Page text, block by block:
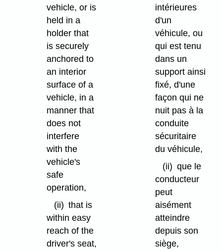
vehicle, or is
held in a
holder that
is securely
anchored to
an interior
surface of a
vehicle, in a
manner that
does not
interfere
with the
vehicle's
safe
operation,
(ii) that is
within easy
reach of the
driver's seat,
intérieures
d'un
véhicule, ou
qui est tenu
dans un
support ainsi
fixé, d'une
façon qui ne
nuit pas à la
conduite
sécuritaire
du véhicule,
(ii) que le
conducteur
peut
aisément
atteindre
depuis son
siège,